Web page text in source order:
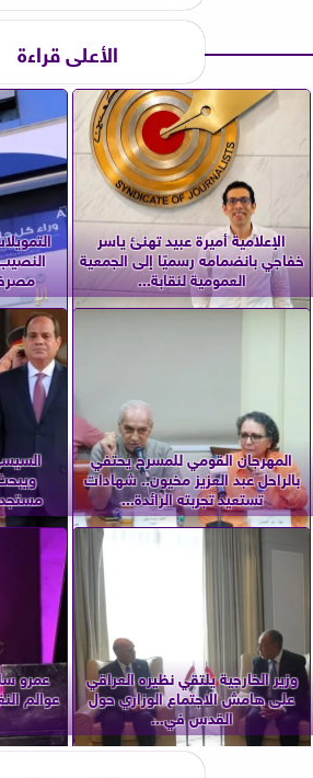
الأعلى قراءة
الإعلامية أميرة عبيد تهنئ ياسر
خفاجي بانضمامه رسميًا إلى الجمعية
العمومية لنقابة...
المهرجان القومي للمسرح يحتفي
بالراحل عبد العزيز مخيون.. شهادات
تستعيد تجربته الرائدة...
وزير الخارجية يلتقي نظيره العراقي
على هامش الاجتماع الوزاري حول
القدس في...
عمرو
عوالم